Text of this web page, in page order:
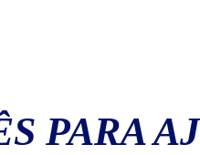
PARA